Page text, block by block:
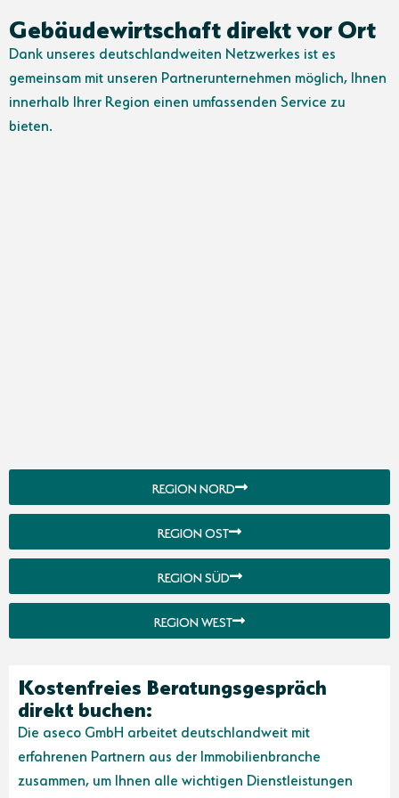
Gebäudewirtschaft direkt vor Ort
Dank unseres deutschlandweiten Netzwerkes ist es
gemeinsam mit unseren Partnerunternehmen möglich, Ihnen
innerhalb Ihrer Region einen umfassenden Service zu
bieten.
REGION NORD
REGION OST
REGION SÜD
REGION WEST
Kostenfreies Beratungsgespräch
direkt buchen:
Die aseco GmbH arbeitet deutschlandweit mit
erfahrenen Partnern aus der Immobilienbranche
zusammen, um Ihnen alle wichtigen Dienstleistungen